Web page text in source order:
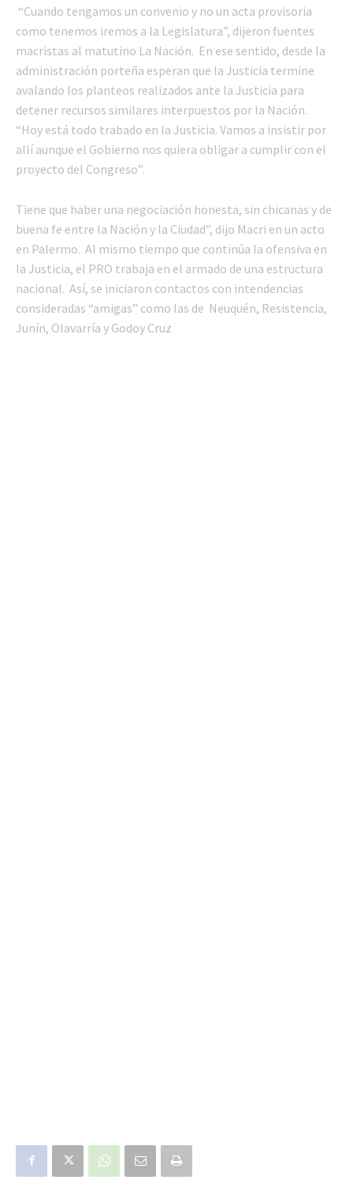
“Cuando tengamos un convenio y no un acta provisoria
como tenemos iremos a la Legislatura”, dijeron fuentes
macristas al matutino La Nación. En ese sentido, desde la
administración porteña esperan que la Justicia termine
avalando los planteos realizados ante la Justicia para
detener recursos similares interpuestos por la Nación.
“Hoy está todo trabado en la Justicia. Vamos a insistir por
allí aunque el Gobierno nos quiera obligar a cumplir con el
proyecto del Congreso”.
Tiene que haber una negociación honesta, sin chicanas y de
buena fe entre la Nación y la Ciudad”, dijo Macri en un acto
en Palermo. Al mismo tiempo que continúa la ofensiva en
la Justicia, el PRO trabaja en el armado de una estructura
nacional. Así, se iniciaron contactos con intendencias
consideradas “amigas” como las de Neuquén, Resistencia,
Junín, Olavarría y Godoy Cruz